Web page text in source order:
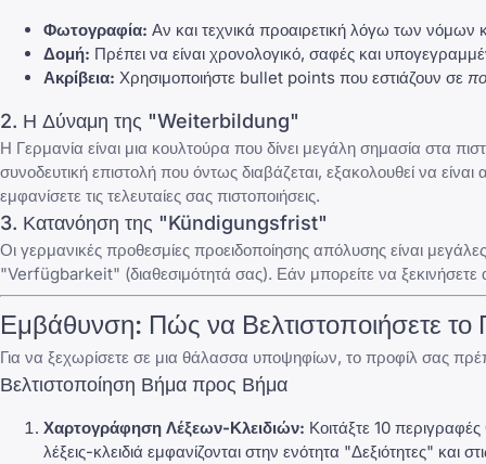
Φωτογραφία: Αν και τεχνικά προαιρετική λόγω των
Δομή: Πρέπει να είναι χρονολογικό, σαφές και
Ακρίβεια: Χρησιμοποιήστε bullet points που εστιάζουν σε
2. Η Δύναμη της "Weiterbildung"
Η Γερμανία είναι μια κουλτούρα που δίνει μεγάλη σημασία στα
συνοδευτική επιστολή που όντως διαβάζεται, εξακολουθεί να
εμφανίσετε τις τελευταίες σας πιστοποιήσεις.
3. Κατανόηση της "Kündigungsfrist"
Οι γερμανικές προθεσμίες προειδοποίησης απόλυσης είναι
"Verfügbarkeit" (διαθεσιμότητά σας). Εάν μπορείτε να
Εμβάθυνση: Πώς να Βελτιστοποιήσετε
Για να ξεχωρίσετε σε μια θάλασσα υποψηφίων, το προφίλ σας
Βελτιστοποίηση Βήμα προς Βήμα
Χαρτογράφηση Λέξεων-Κλειδιών: Κοιτάξτε 10
λέξεις-κλειδιά εμφανίζονται στην ενότητα "Δεξιότητες" και